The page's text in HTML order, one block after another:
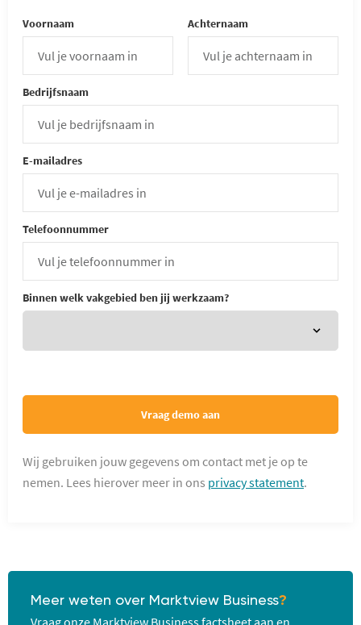
Voornaam Achternaam
Bedrijfsnaam
E-mailadres
Telefoonnummer
Binnen welk vakgebied ben jij werkzaam?
Vraag demo aan
Wij gebruiken jouw gegevens om contact met je op te
nemen. Lees hierover meer in ons privacy statement.
Meer weten over Marktview Business?
Vraag onze Marktview Business factsheet aan en